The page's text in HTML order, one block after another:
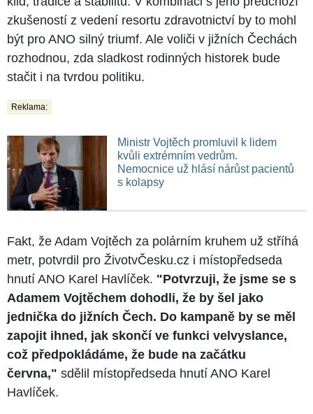
zkušeností z vedení resortu zdravotnictví by to mohl
být pro ANO silný triumf. Ale voliči v jižních Čechách
rozhodnou, zda sladkost rodinných historek bude
stačit i na tvrdou politiku.
Reklama:
Ministr Vojtěch promluvil k lidem
kvůli extrémním vedrům.
Nemocnice už hlásí nárůst pacientů
s kolapsy
Fakt, že Adam Vojtěch za polárním kruhem už stříhá
metr, potvrdil pro ŽivotvČesku.cz i místopředseda
hnutí ANO Karel Havlíček. "Potvrzuji, že jsme se s
Adamem Vojtěchem dohodli, že by šel jako
jednička do jižních Čech. Do kampaně by se měl
zapojit ihned, jak skončí ve funkci velvyslance,
což předpokládáme, že bude na začátku
června," sdělil místopředseda hnutí ANO Karel
Havlíček.